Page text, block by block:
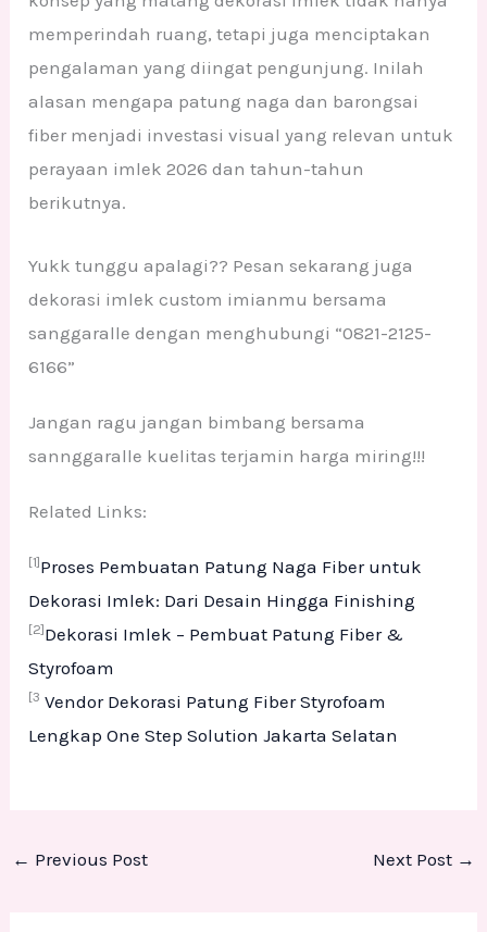
memperindah ruang, tetapi juga menciptakan
pengalaman yang diingat pengunjung. Inilah
alasan mengapa patung naga dan barongsai
fiber menjadi investasi visual yang relevan untuk
perayaan imlek 2026 dan tahun-tahun
berikutnya.
Yukk tunggu apalagi?? Pesan sekarang juga
dekorasi imlek custom imianmu bersama
sanggaralle dengan menghubungi “0821-2125-
6166”
Jangan ragu jangan bimbang bersama
sannggaralle kuelitas terjamin harga miring!!!
Related Links:
[1]Proses Pembuatan Patung Naga Fiber untuk
Dekorasi Imlek: Dari Desain Hingga Finishing
[2]Dekorasi Imlek – Pembuat Patung Fiber &
Styrofoam
[3 Vendor Dekorasi Patung Fiber Styrofoam
Lengkap One Step Solution Jakarta Selatan
← Previous Post Next Post →